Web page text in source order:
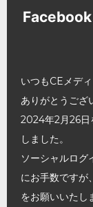
いつもCEメデ
ありがとうござ
2024年2月26日
しました。
ソーシャルログ
にお手数ですが
をお願いいたし